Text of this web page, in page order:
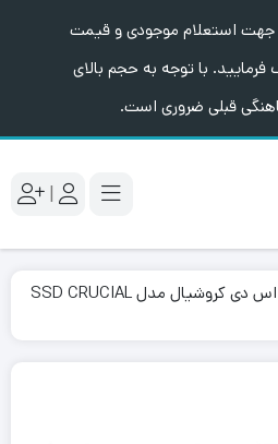
جهت استعلام موجودی و قیمت
با توجه به حجم بالای
قبلی ضروری است.
|
حافظه اس اس دی کروشیال مدل SSD CRUCIAL